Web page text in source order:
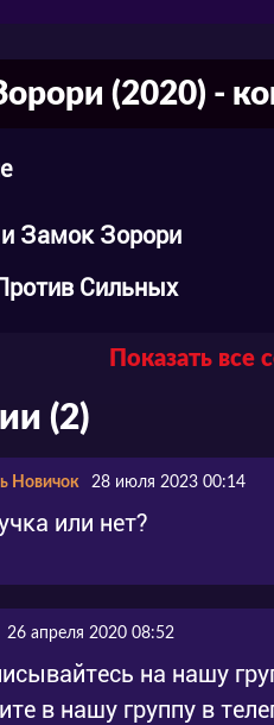
с большим
И как же
бесплатно.
задать пару
в нашей группе ВК и
(2020) -
и Замок Зорори
Сильных
Показать все
(2)
Новичок 28 июля 2023 00:14
или нет?
26 апреля 2020 08:52
на нашу
в нашу группу в